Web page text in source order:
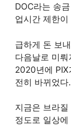
DOC라는 송
업시간 제한
급하게 돈 보
다음날로 미
2020년에 PIX
전히 바뀌었다.
지금은 브라
정도로 일상